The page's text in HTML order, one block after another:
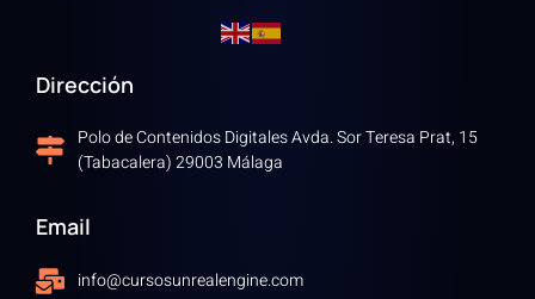
Dirección
Polo de Contenidos Digitales Avda. Sor Teresa Prat, 15
(Tabacalera) 29003 Málaga
Email
info@cursosunrealengine.com